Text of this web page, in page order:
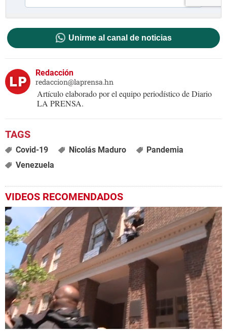
Unirme al canal de noticias
Redacción
redaccion@laprensa.hn
Artículo elaborado por el equipo periodístico de Diario
LA PRENSA.
Covid-19 Nicolás Maduro
Pandemia
Venezuela
VIDEOS RECOMENDADOS